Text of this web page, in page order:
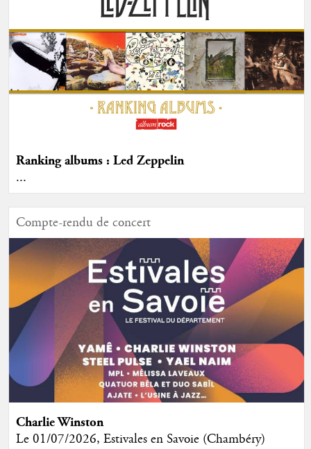
Ranking albums : Led Zeppelin
...
Compte-rendu de concert
Charlie Winston
Le 01/07/2026, Estivales en Savoie (Chambéry)